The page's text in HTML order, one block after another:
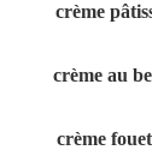
crème
crème au
crème